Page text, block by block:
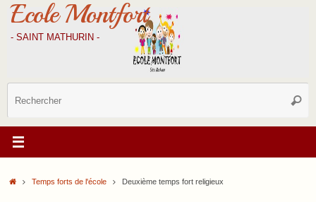
Passer
contenu
Ecole Montfort
- SAINT MATHURIN -
AccueilTemps forts de l'école Deuxième temps fort religieux